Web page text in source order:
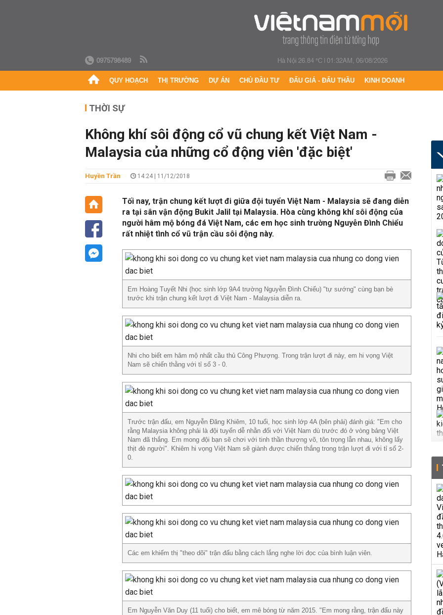
0975798489 Hà Nội 26.84 °C|01:32AM, 06/08/2026
QUY HOẠCH THỊ TRƯỜNG DỰ ÁN CHỦ ĐẦU TƯ ĐẤU GIÁ - ĐẤU THẦU KINH DOANH
THỜI SỰ
Không khí sôi động cổ vũ chung kết Việt Nam -
Malaysia của những cổ động viên 'đặc biệt'
Huyền Trần 14:24 | 11/12/2018
Tối nay, trận chung kết lượt đi giữa đội tuyển Việt Nam - Malaysia sẽ đang diễn
ra tại sân vận động Bukit Jalil tại Malaysia. Hòa cùng không khí sôi động của
người hâm mộ bóng đá Việt Nam, các em học sinh trường Nguyễn Đình Chiểu
rất nhiệt tình cổ vũ trận cầu sôi động này.
Em Hoàng Tuyết Nhi (học sinh lớp 9A4 trường Nguyễn Đình Chiểu) "tự sướng" cùng bạn bè
trước khi trận chung kết lượt đi Việt Nam - Malaysia diễn ra.
Nhi cho biết em hâm mộ nhất cầu thủ Công Phượng. Trong trận lượt đi này, em hi vọng Việt
Nam sẽ chiến thằng với tỉ số 3 - 0.
Trước trận đấu, em Nguyễn Đăng Khiêm, 10 tuổi, học sinh lớp 4A (bên phải) đánh giá: "Em cho
rằng Malaysia không phải là đội tuyển dễ nhằn đối với Việt Nam dù trước đó ở vòng bảng Việt
Nam đã thắng. Em mong đội bạn sẽ chơi với tinh thần thượng võ, tôn trọng lẫn nhau, không lấy
thịt đè người". Khiêm hi vọng Việt Nam sẽ giành được chiến thắng trong trận lượt đi với tỉ số 2-
0.
Các em khiếm thị "theo dõi" trận đấu bằng cách lắng nghe lời đọc của bình luận viên.
Em Nguyễn Văn Duy (11 tuổi) cho biết, em mê bóng từ năm 2015. "Em mong rằng, trận đấu này